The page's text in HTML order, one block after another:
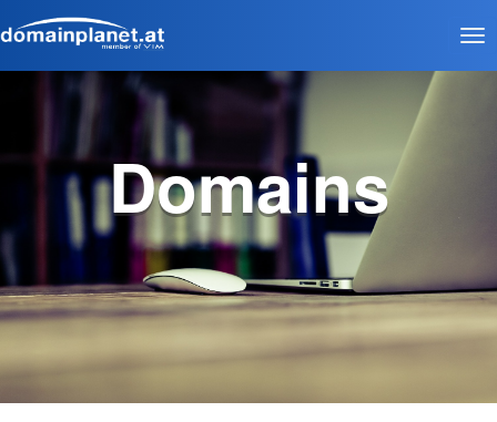
Domains